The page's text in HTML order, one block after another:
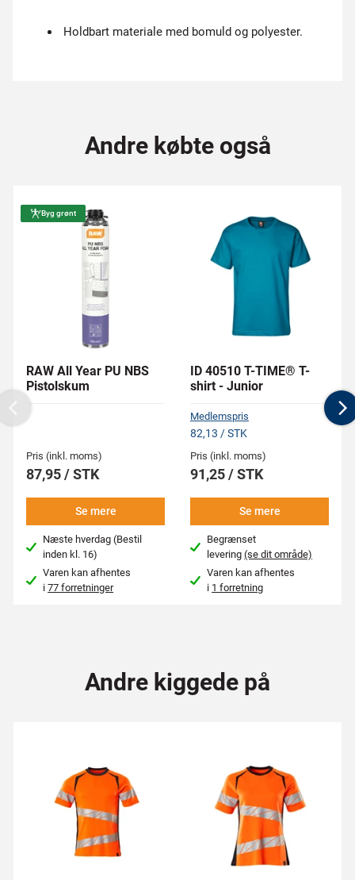
Holdbart materiale med bomuld og polyester.
Andre købte også
Byg grønt
RAW All Year PU NBS
Pistolskum
Pris (inkl. moms)
87,95 / STK
Se mere
Næste hverdag (Bestil
inden kl. 16)
Varen kan afhentes
i77 forretninger
ID 40510 T-TIME® T-
shirt - Junior
Medlemspris
82,13 / STK
Pris (inkl. moms)
91,25 / STK
Se mere
Begrænset
levering(se dit område)
Varen kan afhentes
i 1 forretning
Previous
Andre kiggede på